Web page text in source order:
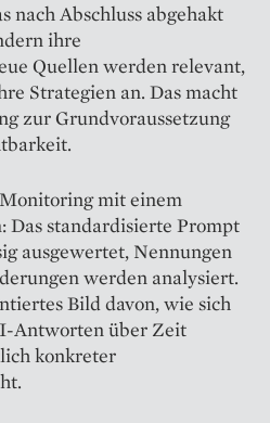
nach Abschluss abgehakt
ihre
Quellen werden relevant,
Strategien an. Das macht
zur Grundvoraussetzung
mit einem
Das standardisierte Prompt
ausgewertet, Nennungen
werden analysiert.
Bild davon, wie sich
Antworten über Zeit
konkreter